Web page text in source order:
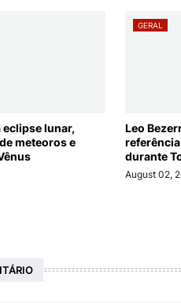
lunar,
meteoros e
GERAL
Leo
durante
August 02,